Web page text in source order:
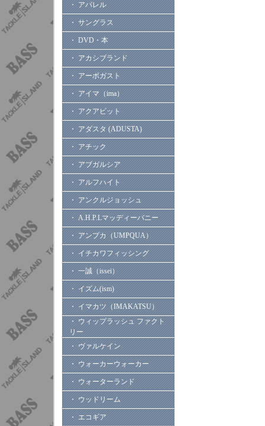
・ アパレル
・ サングラス
・ DVD・本
・ アカシブランド
・ アーボガスト
・ アイマ（ima）
・ アクアビット
・ アダスタ (ADUSTA)
・ アチック
・ アブガルシア
・ アルフハイト
・ アンクルジョッシュ
・ A.H.P.Lマッディーバニー
・ アンプカ（UMPQUA）
・ イチカワフィッシング
・ 一誠（issei）
・ イズム(ism)
・ イマカツ（IMAKATSU）
・ ウィップラッシュ ファクト
リー
・ ヴァルケイン
・ ウォーカーウォーカー
・ ウォーターランド
・ ウッドリーム
・ エコギア